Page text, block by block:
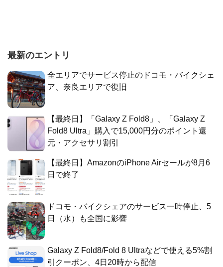
最新のエントリ
全エリアでサービス停止のドコモ・バイクシェ
ア、奈良エリアで復旧
【最終日】「Galaxy Z Fold8」、「Galaxy Z
Fold8 Ultra」購入で15,000円分のポイント還
元・アクセサリ割引
【最終日】AmazonのiPhone Airセールが8月6
日で終了
ドコモ・バイクシェアのサービス一時停止、5
日（水）も全国に影響
Galaxy Z Fold8/Fold 8 Ultraなどで使える5%割
引クーポン、4日20時から配信